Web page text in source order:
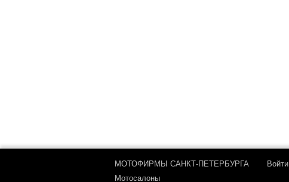
МОТОФИРМЫ САНКТ-ПЕТЕРБУРГА
Мотосалоны
Войти